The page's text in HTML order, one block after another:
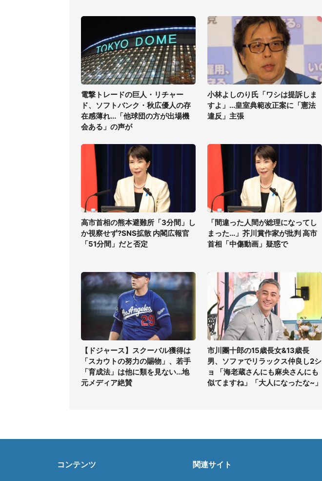
電撃トレードの巨人・リチャー
ド、ソフトバンク・秋広優人の存
在感薄れ...「他球団の方が出場機
会ある」の声が
小林よしのり氏「ワシは提訴しま
すよ」...皇室典範改正案に「憲法
違反」主張
高市首相の熊本避難所「3分間」し
か視察せず?SNS拡散 内閣広報官
「51分間」だと否定
「間違った人間が総理になってし
まった...」芥川賞作家が批判 高市
首相「中傷動画」疑惑で
【ドジャース】スクーバル獲得は
「スカウトの努力の賜物」、若手
「育成法」は他に類を見ない...地
元メディア絶賛
市川團十郎の15歳長女&13歳長
男、ソファでリラックス仲良し2シ
ョ 「海老蔵さんにも麻央さんにも
似てますね」「大人になったな~」
コンテンツ 関連サイト